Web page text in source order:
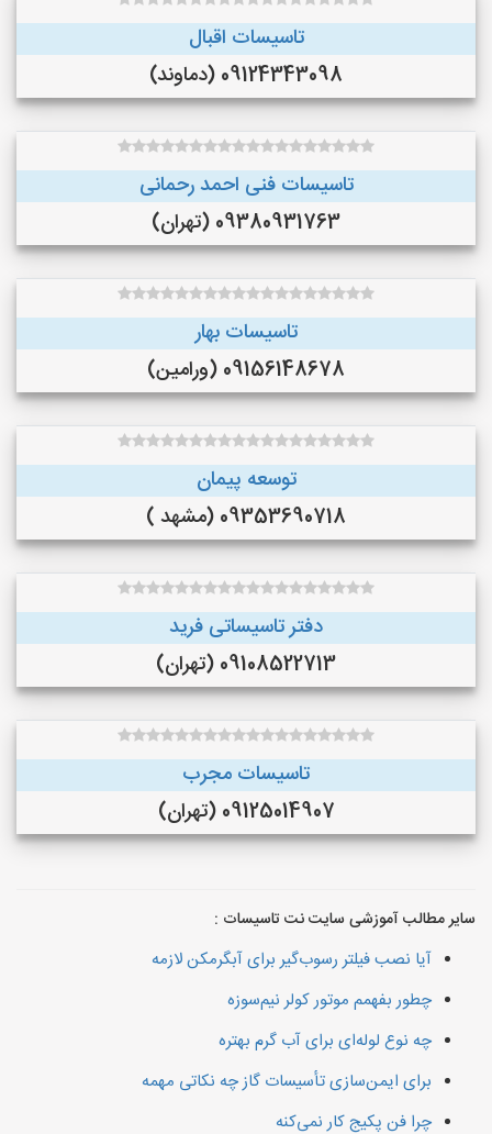
تاسیسات اقبال
09124343098 (دماوند)
تاسیسات فنی احمد رحمانی
09380931763 (تهران)
تاسیسات بهار
09156148678 (ورامین)
توسعه پیمان
09353690718 (مشهد )
دفتر تاسیساتی فرید
09108522713 (تهران)
تاسیسات مجرب
09125014907 (تهران)
سایر مطالب آموزشی سایت نت تاسیسات :
آیا نصب فیلتر رسوب‌گیر برای آبگرمکن لازمه
چطور بفهمم موتور کولر نیم‌سوزه
چه نوع لوله‌ای برای آب گرم بهتره
برای ایمن‌سازی تأسیسات گاز چه نکاتی مهمه
چرا فن پکیج کار نمی‌کنه